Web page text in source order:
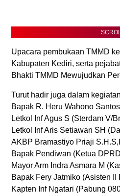
Upacara pembukaan TMMD
Kabupaten Kediri, serta
Bhakti TMMD Mewujudkan
Turut hadir juga dalam
Bapak R. Heru Wahono
Letkol Inf Agus S (Sterdam V/
Letkol Inf Aris Setiawan SH
AKBP Bramastiyo Priaji
Bapak Pendiwan (Ketua
Mayor Arm Indra Asmara M
Bapak Fery Jatmiko (Asisten
Kapten Inf Ngatari (Pabung